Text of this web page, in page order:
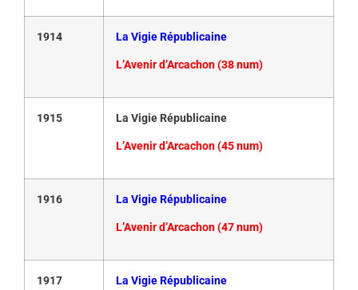
1914 La Vigie Républicaine
L’Avenir d’Arcachon (38 num)
1915 La Vigie Républicaine
L’Avenir d’Arcachon (45 num)
1916 La Vigie Républicaine
L’Avenir d’Arcachon (47 num)
1917 La Vigie Républicaine